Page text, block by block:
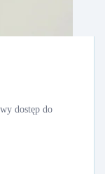
dostęp do